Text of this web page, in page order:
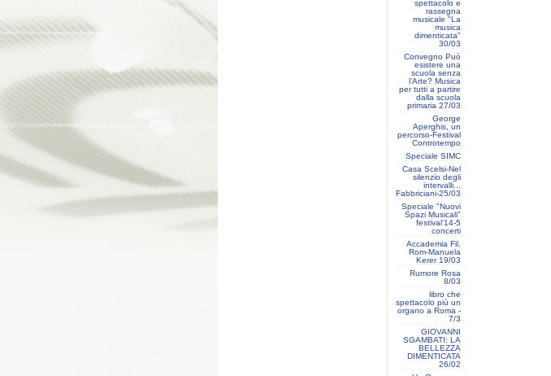
spettacolo e
rassegna
musicale "La
musica
dimenticata"
30/03
Convegno Può
esistere una
scuola senza
l’Arte? Musica
per tutti a partire
dalla scuola
primaria 27/03
George
Aperghis, un
percorso-Festival
Controtempo
Speciale SIMC
Casa Scelsi-Nel
silenzio degli
intervalli...
Fabbriciani-25/03
Speciale "Nuovi
Spazi Musicali"
festival'14-5
concerti
Accademia Fil.
Rom-Manuela
Kerer 19/03
Rumore Rosa
8/03
libro che
spettacolo più un
organo a Roma -
7/3
GIOVANNI
SGAMBATI: LA
BELLEZZA
DIMENTICATA
26/02